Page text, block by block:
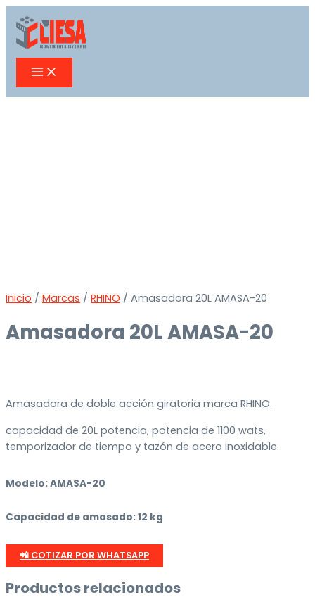
Ir
contenido
MAIN
Inicio / Marcas / RHINO / Amasadora 20L AMASA-20
Amasadora 20L AMASA-20
Amasadora de doble acción giratoria marca RHINO.
capacidad de 20L potencia, potencia de 1100 wats,
temporizador de tiempo y tazón de acero inoxidable.
Modelo: AMASA-20
Capacidad de amasado: 12 kg
📲 COTIZAR POR WHATSAPP
Productos relacionados